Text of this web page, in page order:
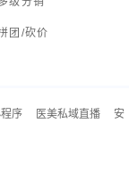
团/砍价
序 医美私域直播 安